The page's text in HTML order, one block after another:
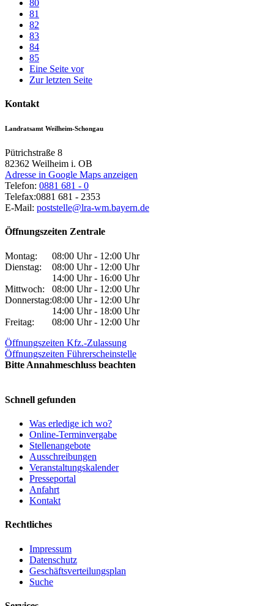
80
81
82
83
84
85
Eine Seite vor
Zur letzten Seite
Kontakt
Landratsamt Weilheim-Schongau
Pütrichstraße 8
82362 Weilheim i. OB
Adresse in Google Maps anzeigen
Telefon: 0881 681 - 0
Telefax:0881 681 - 2353
E-Mail: poststelle@lra-wm.bayern.de
Öffnungszeiten Zentrale
Montag:
08:00 Uhr - 12:00 Uhr
Dienstag:
08:00 Uhr - 12:00 Uhr
14:00 Uhr - 16:00 Uhr
Mittwoch:
08:00 Uhr - 12:00 Uhr
Donnerstag:08:00 Uhr - 12:00 Uhr
14:00 Uhr - 18:00 Uhr
Freitag:
08:00 Uhr - 12:00 Uhr
Öffnungszeiten Kfz.-Zulassung
Öffnungszeiten Führerscheinstelle
Bitte Annahmeschluss beachten
Schnell gefunden
Was erledige ich wo?
Online-Terminvergabe
Stellenangebote
Ausschreibungen
Veranstaltungskalender
Presseportal
Anfahrt
Kontakt
Rechtliches
Impressum
Datenschutz
Geschäftsverteilungsplan
Suche